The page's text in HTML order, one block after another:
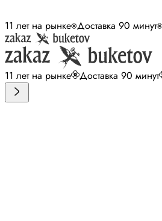
11 лет на рынке Доставка 90 минут
11 лет на рынке Доставка 90 минут